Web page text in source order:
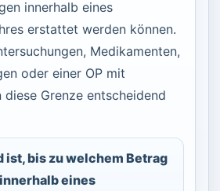
innerhalb eines
erstattet werden können.
Medikamenten,
oder einer OP mit
diese Grenze entscheidend
ist, bis zu welchem Betrag
eines